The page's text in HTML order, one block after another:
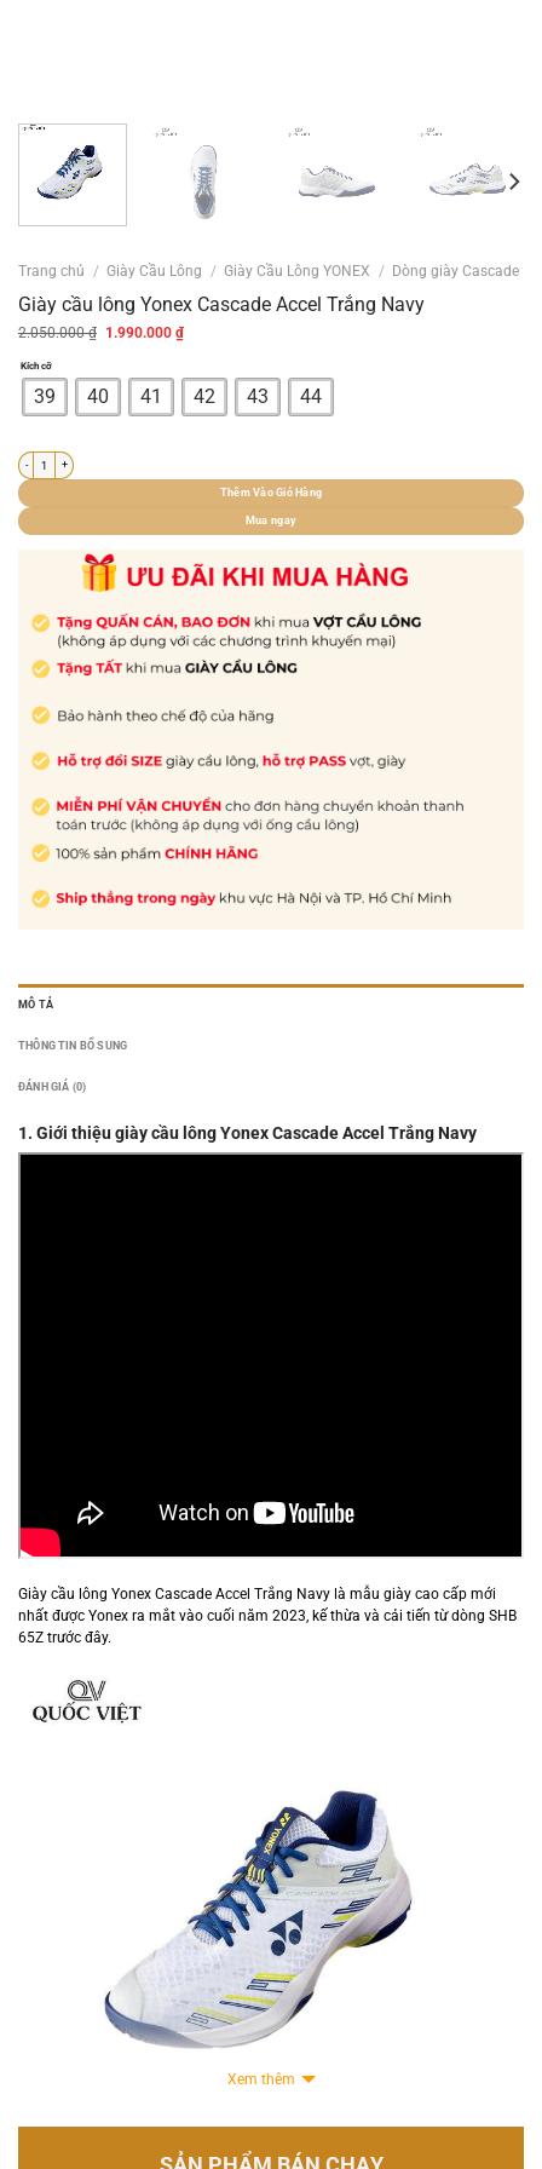
Trang chủ / Giày Cầu Lông / Giày Cầu Lông YONEX / Dòng giày Cascade
Giày cầu lông Yonex Cascade Accel Trắng Navy
2.050.000₫ Giá
1.990.000 ₫Giá
hiện
1.990.000 ₫.
Kích cỡ
39 40 41 42 43 44
Giày cầu lông Yonex Cascade Accel Trắng Navy số lượng
Thêm Vào Giỏ Hàng
Mua ngay
MÔ TẢ
THÔNG TIN BỔ SUNG
ĐÁNH GIÁ (0)
1. Giới thiệu giày cầu lông Yonex Cascade Accel Trắng Navy
Giày cầu lông Yonex Cascade Accel Trắng Navy là mẫu giày cao cấp mới
nhất được Yonex ra mắt vào cuối năm 2023, kế thừa và cải tiến từ dòng SHB
65Z trước đây.
Xem thêm
SẢN PHẨM BÁN CHẠY